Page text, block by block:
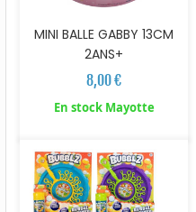
MINI BALLE GABBY 13CM
2ANS+
8,00 €
En stock Mayotte